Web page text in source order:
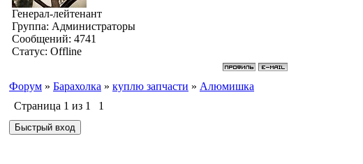
Генерал-лейтенант
Группа: Администраторы
Сообщений: 4741
Статус: Offline
Форум » Барахолка » куплю запчасти » Алюмишка
Страница 1 из 1
1